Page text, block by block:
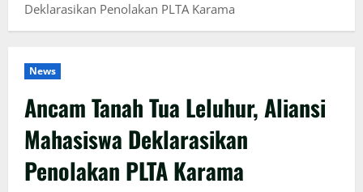
Deklarasikan Penolakan PLTA Karama
News
Ancam Tanah Tua Leluhur, Aliansi
Mahasiswa Deklarasikan
Penolakan PLTA Karama